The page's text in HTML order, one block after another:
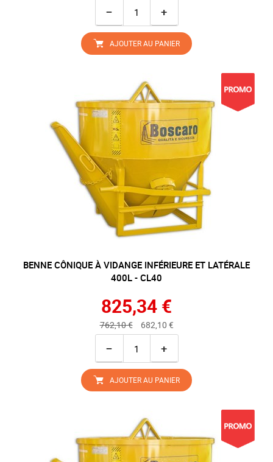
− +
AJOUTER AU PANIER
BENNE CÔNIQUE À VIDANGE INFÉRIEURE ET LATÉRALE
400L - CL40
825,34 €
762,10 € 682,10 €
− +
AJOUTER AU PANIER